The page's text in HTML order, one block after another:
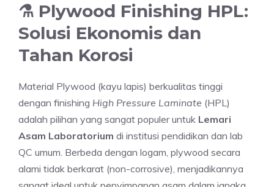
⚗️ Plywood Finishing HPL:
Solusi Ekonomis dan
Tahan Korosi
Material Plywood (kayu lapis) berkualitas tinggi
dengan finishing High Pressure Laminate (HPL)
adalah pilihan yang sangat populer untuk Lemari
Asam Laboratorium di institusi pendidikan dan lab
QC umum. Berbeda dengan logam, plywood secara
alami tidak berkarat (non-corrosive), menjadikannya